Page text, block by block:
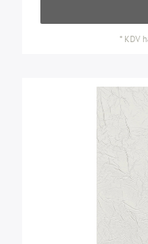
* KDV